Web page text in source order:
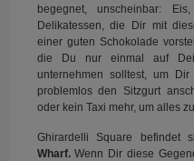
begegnet, unscheinbar:
Delikatessen, die Dir mit
einer guten Schokolade
die Du nur einmal auf
unternehmen solltest, um
problemlos den Sitzgurt
oder kein Taxi mehr, um alles
Ghirardelli Square befindet
Wharf.Wenn Dir diese